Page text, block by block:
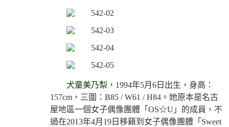
犬童美乃梨 ， 1994年5月 6 日出生，身高：
157cm ，三圍： B85 / W61 / H84 。她原本是名古
屋地區一個女子偶像團體 「OS☆U」 的成員，不
過在2013年4月 19 日移籍到女子偶像團體 「Sweet